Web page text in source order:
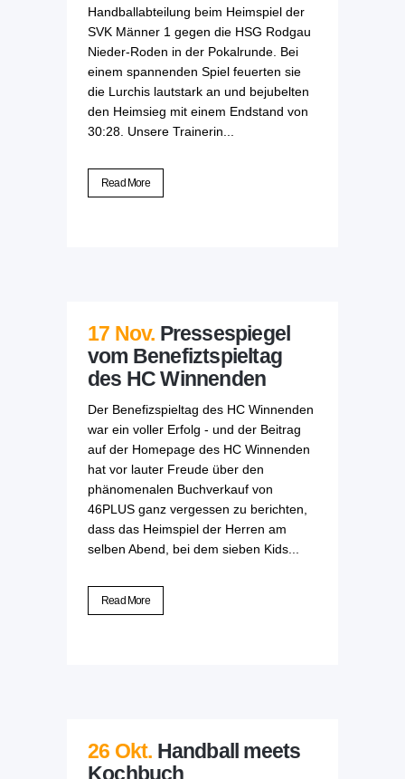
Handballabteilung beim Heimspiel der
SVK Männer 1 gegen die HSG Rodgau
Nieder-Roden in der Pokalrunde. Bei
einem spannenden Spiel feuerten sie
die Lurchis lautstark an und bejubelten
den Heimsieg mit einem Endstand von
30:28. Unsere Trainerin...
Read More
17 Nov. Pressespiegel
vom Benefiztspieltag
des HC Winnenden
Der Benefizspieltag des HC Winnenden
war ein voller Erfolg - und der Beitrag
auf der Homepage des HC Winnenden
hat vor lauter Freude über den
phänomenalen Buchverkauf von
46PLUS ganz vergessen zu berichten,
dass das Heimspiel der Herren am
selben Abend, bei dem sieben Kids...
Read More
26 Okt. Handball meets
Kochbuch